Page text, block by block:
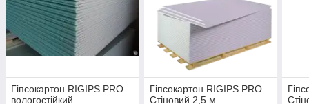
Гіпсокартон RIGIPS PRO
вологостійкий
Гіпсокартон RIGIPS PRO
Стіновий 2,5 м